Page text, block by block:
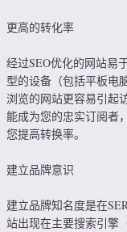
更高的转化率
经过SEO优化的网站易
型的设备（包括平板电
浏览的网站更容易引起
能成为您的忠实订阅者
您提高转换率。
建立品牌意识
建立品牌知名度是在
站出现在主要搜索引擎